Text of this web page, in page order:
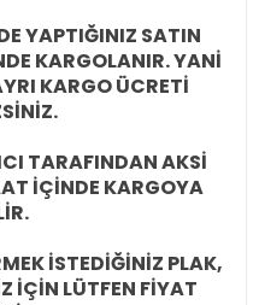
YAPTIĞINIZ SATIN
KARGOLANIR. YANİ
KARGO ÜCRETİ
TARAFINDAN AKSİ
İÇİNDE KARGOYA
İSTEDİĞİNİZ PLAK,
İÇİN LÜTFEN FİYAT